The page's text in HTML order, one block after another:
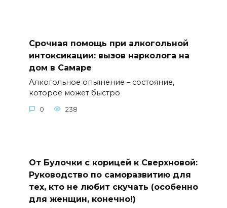
Срочная помощь при алкогольной
интоксикации: вызов нарколога на
дом в Самаре
Алкогольное опьянение – состояние,
которое может быстро
0 238
От Булочки с корицей к Сверхновой:
Руководство по саморазвитию для
тех, кто не любит скучать (особенно
для женщин, конечно!)